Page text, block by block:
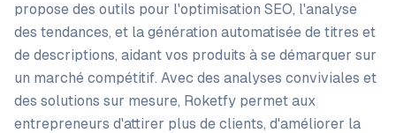
propose des outils pour l'optimisation SEO, l'analyse
des tendances, et la génération automatisée de titres et
de descriptions, aidant vos produits à se démarquer sur
un marché compétitif. Avec des analyses conviviales et
des solutions sur mesure, Roketfy permet aux
entrepreneurs d'attirer plus de clients, d'améliorer la